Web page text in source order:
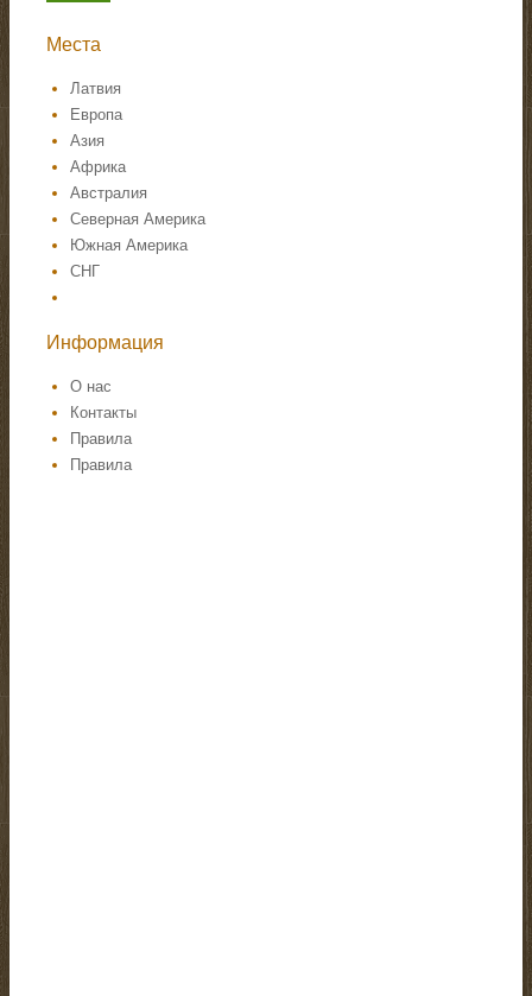
Места
Латвия
Европа
Азия
Африка
Австралия
Северная Америка
Южная Америка
СНГ
Информация
О нас
Контакты
Правила
Правила